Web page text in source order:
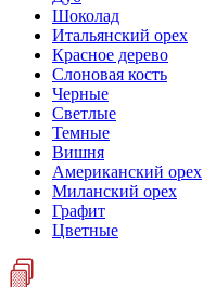
Шоколад
Итальянский орех
Красное дерево
Слоновая кость
Черные
Светлые
Темные
Вишня
Американский орех
Миланский орех
Графит
Цветные